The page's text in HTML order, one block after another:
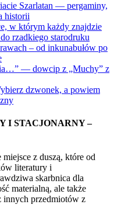
Szarlatan — pergaminy,
historii
w którym każdy znajdzie
rzadkiego starodruku
– od inkunabułów po
— dowcip z „Muchy” z
dzwonek, a powiem
I STACJONARNY –
z duszą, które od
literatury i
skarbnica dla
materialną, ale także
innych przedmiotów z